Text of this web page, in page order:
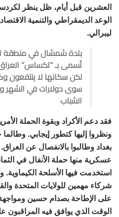
العشرين قبل أيام، ظل ينظر
الوعد الديمقراطي والتنمية
ليبرالي.
بلدة شمشال في منطقة
تُسمى بـ “تكساس”
لكن سكانها لا ينتفعون
سوى دولارات في الشهر
الشباب
فقد دعم الأكراد وبقوة الحملة
ونظروا إليها كتطور إيجابي.
بغداد وطالبوا بالانفصال عن
عسكرية منها حملة الأنفال في
استخدمت فيها الأسلحة الكيماوية.
شركاء مهمين للولايات المتحدة
على الإطاحة بصدام حسين ومواجهة
الوقت الذي يوافق فيه